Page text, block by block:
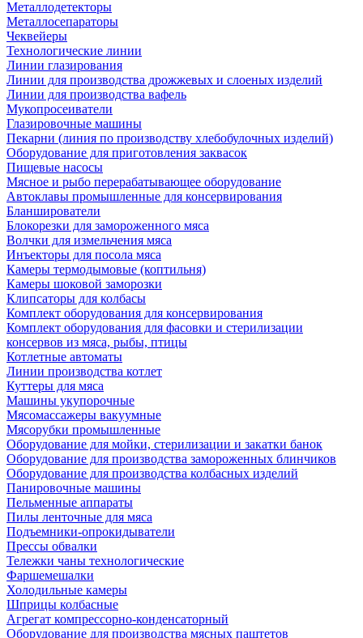
Металлодетекторы
Металлосепараторы
Чеквейеры
Технологические линии
Линии глазирования
Линии для производства дрожжевых и слоеных изделий
Линии для производства вафель
Мукопросеиватели
Глазировочные машины
Пекарни (линия по производству хлебобулочных изделий)
Оборудование для приготовления заквасок
Пищевые насосы
Мясное и рыбо перерабатывающее оборудование
Автоклавы промышленные для консервирования
Бланширователи
Блокорезки для замороженного мяса
Волчки для измельчения мяса
Инъекторы для посола мяса
Камеры термодымовые (коптильня)
Камеры шоковой заморозки
Клипсаторы для колбасы
Комплект оборудования для консервирования
Комплект оборудования для фасовки и стерилизации
консервов из мяса, рыбы, птицы
Котлетные автоматы
Линии производства котлет
Куттеры для мяса
Машины укупорочные
Мясомассажеры вакуумные
Мясорубки промышленные
Оборудование для мойки, стерилизации и закатки банок
Оборудование для производства замороженных блинчиков
Оборудование для производства колбасных изделий
Панировочные машины
Пельменные аппараты
Пилы ленточные для мяса
Подъемники-опрокидыватели
Прессы обвалки
Тележки чаны технологические
Фаршемешалки
Холодильные камеры
Шприцы колбасные
Агрегат компрессорно-конденсаторный
Оборудование для производства мясных паштетов